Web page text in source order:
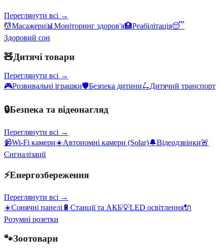
Переглянути всі →
💆Масажери📊 Моніторинг здоров'я🏥Реабілітація😴
Здоровий сон
🧸Дитячі товари
Переглянути всі →
🎮Розвивальні іграшки🛡️Безпека дитини🛴Дитячий транспорт
🔒Безпека та відеонагляд
Переглянути всі →
📹Wi-Fi камери☀️Автономні камери (Solar)🔔Відеодзвінки🚨
Сигналізації
⚡Енергозбереження
Переглянути всі →
☀️Сонячні панелі 🔋 Станції та АКБ💡LED освітлення🔌
Розумні розетки
🐾Зоотовари